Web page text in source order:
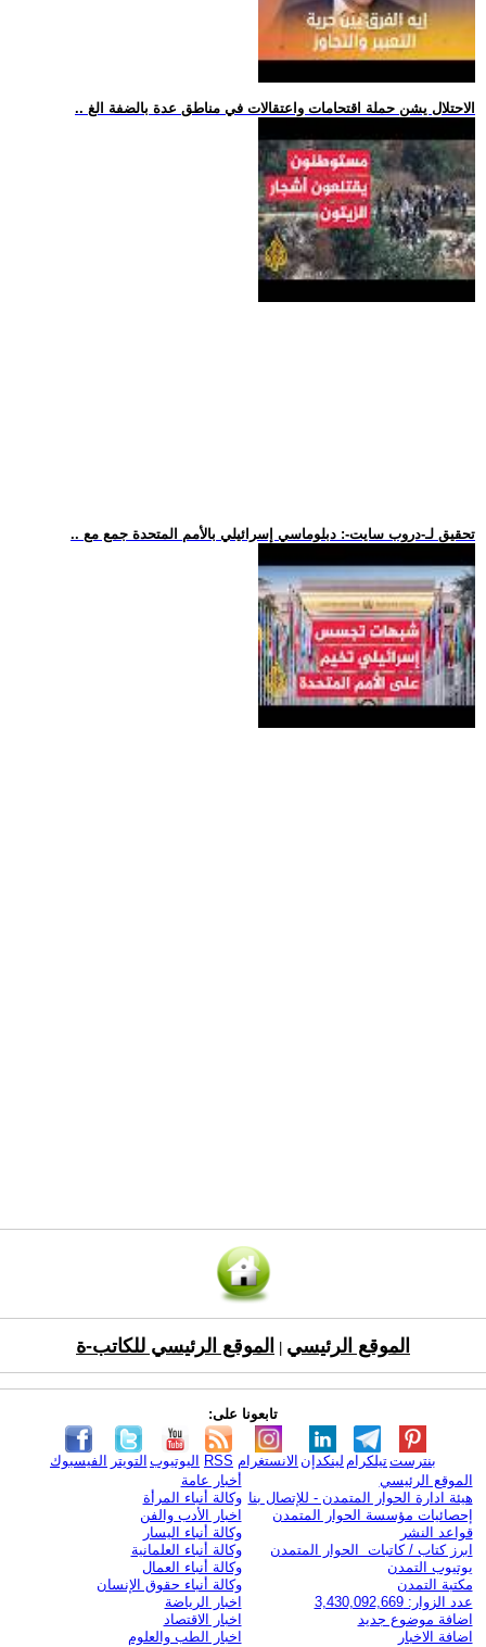
.. الاحتلال يشن حملة اقتحامات واعتقالات في مناطق عدة بالضفة الغ
.. تحقيق لـ-دروب سايت-: دبلوماسي إسرائيلي بالأمم المتحدة جمع مع
الموقع الرئيسي الموقع الرئيسي للكاتب-ة
تابعونا على:
الفيسبوك التويتر اليوتيوب RSS الانستغرام لينكدإن تيلكرامبنترست
الموقع الرئيسي
هيئة ادارة الحوار المتمدن - للإتصال بنا
إحصائيات مؤسسة الحوار المتمدن
قواعد النشر
ابرز كتاب / كاتبات الحوار المتمدن
يوتيوب التمدن
مكتبة التمدن
عدد الزوار: 3,430,092,669
اضافة موضوع جديد
اضافة الاخبار
أخبار عامة
وكالة أنباء المرأة
اخبار الأدب والفن
وكالة أنباء اليسار
وكالة أنباء العلمانية
وكالة أنباء العمال
وكالة أنباء حقوق الإنسان
اخبار الرياضة
اخبار الاقتصاد
اخبار الطب والعلوم